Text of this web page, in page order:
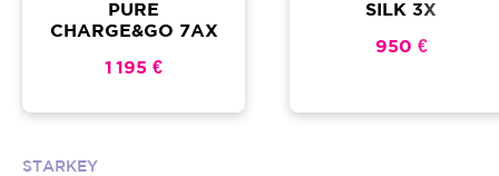
PURE
CHARGE&GO 7AX
1 195 €
SILK 3X
950 €
STARKEY